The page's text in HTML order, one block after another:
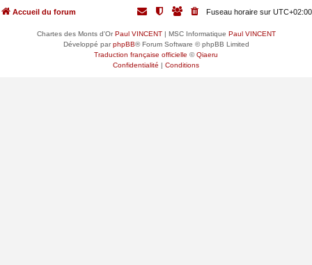
Accueil du forum Fuseau horaire sur UTC+02:00
Chartes des Monts d'OrPaul VINCENT| MSC Informatique Paul VINCENT
Développé parphpBB® Forum Software © phpBB Limited
Traduction française officielle ©Qiaeru
Confidentialité | Conditions